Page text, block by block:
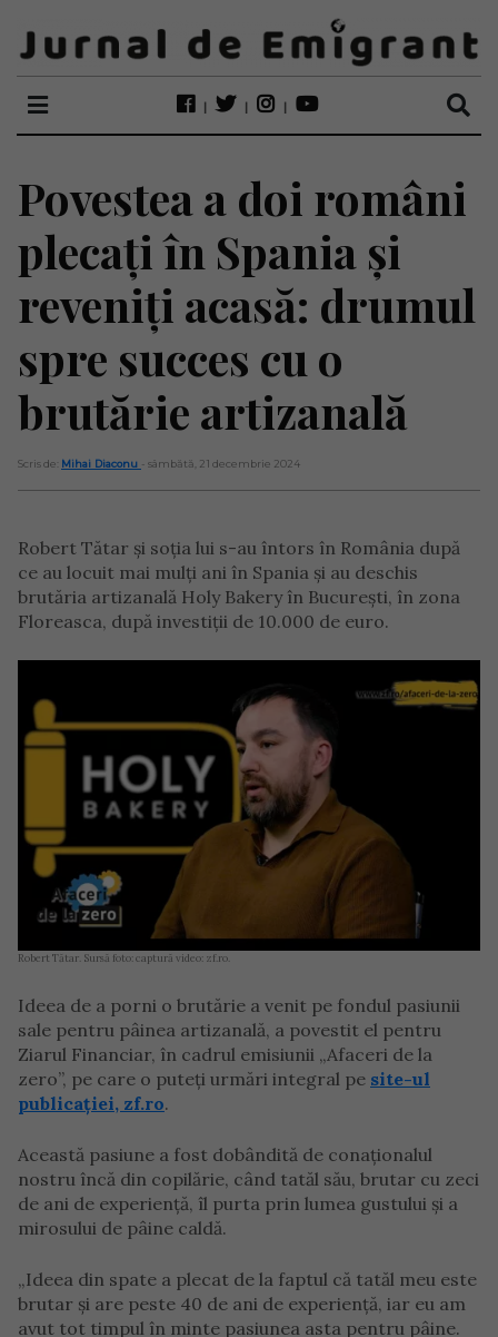
Povestea a doi români
plecați în Spania și
reveniți acasă: drumul
spre succes cu o
brutărie artizanală
Scris de: Mihai Diaconu - sâmbătă, 21 decembrie 2024
Robert Tătar şi soţia lui s-au întors în România după
ce au locuit mai mulţi ani în Spania şi au deschis
brutăria artizanală Holy Bakery în Bucureşti, în zona
Floreasca, după investiţii de 10.000 de euro.
Robert Tătar. Sursă foto: captură video: zf.ro.
Ideea de a porni o brutărie a venit pe fondul pasiunii
sale pentru pâinea artizanală, a povestit el pentru
Ziarul Financiar, în cadrul emisiunii „Afaceri de la
zero”, pe care o puteți urmări integral pe site-ul
publicației, zf.ro.
Această pasiune a fost dobândită de conaționalul
nostru încă din copilărie, când tatăl său, brutar cu zeci
de ani de experienţă, îl purta prin lumea gustului şi a
mirosului de pâine caldă.
„Ideea din spate a plecat de la faptul că tatăl meu este
brutar şi are peste 40 de ani de experienţă, iar eu am
avut tot timpul în minte pasiunea asta pentru pâine.